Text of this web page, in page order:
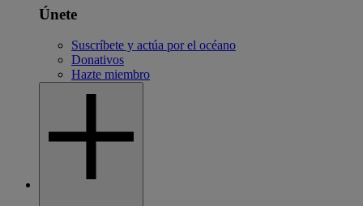
Únete
Suscríbete y actúa por el océano
Donativos
Hazte miembro